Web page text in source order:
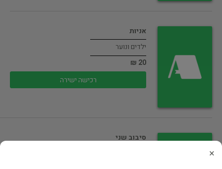
אניות
ילדים ונוער
20 ₪
רכישה ישירה
סיבוב שני
×